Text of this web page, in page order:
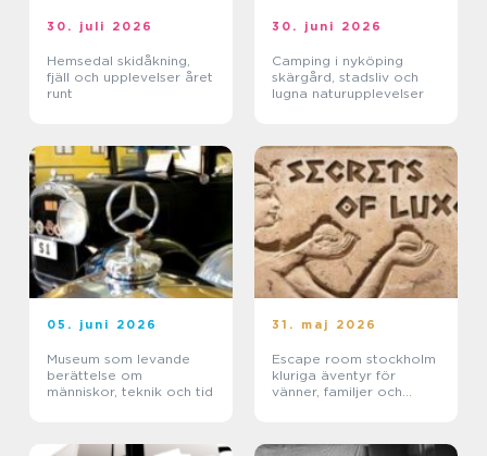
30. juli 2026
Hemsedal skidåkning,
fjäll och upplevelser året
runt
30. juni 2026
Camping i nyköping
skärgård, stadsliv och
lugna naturupplevelser
05. juni 2026
Museum som levande
berättelse om
människor, teknik och tid
31. maj 2026
Escape room stockholm
kluriga äventyr för
vänner, familjer och